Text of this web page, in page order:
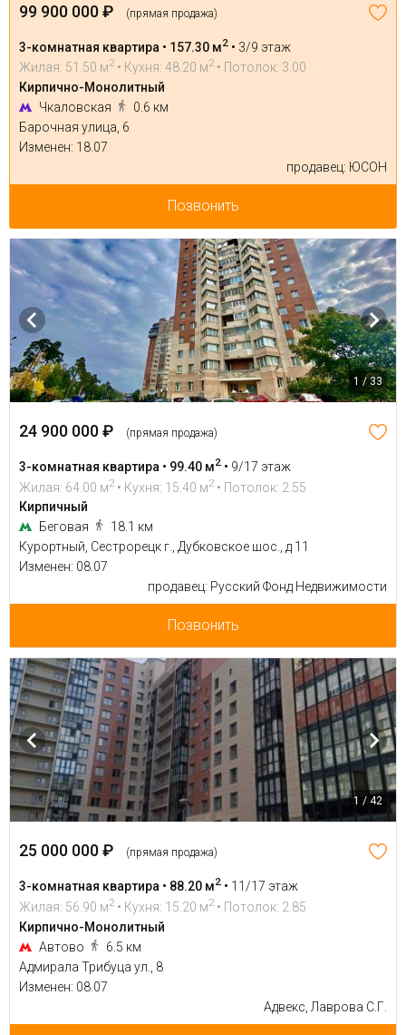
99 900 000 ₽ (прямая продажа)
3-комнатная квартира • 157.30 м2 • 3/9 этаж
Жилая: 51.50 м2 • Кухня: 48.20 м2 • Потолок: 3.00
Кирпично-Монолитный
Чкаловская
0.6 км
Барочная улица, 6
Изменен: 18.07
продавец: ЮСОН
Позвонить
1 / 33
24 900 000 ₽ (прямая продажа)
3-комнатная квартира • 99.40 м2 • 9/17 этаж
Жилая: 64.00 м2 • Кухня: 15.40 м2 • Потолок: 2.55
Кирпичный
Беговая
18.1 км
Курортный, Сестрорецк г., Дубковское шос., д 11
Изменен: 08.07
продавец: Русский Фонд Недвижимости
Позвонить
1 / 42
25 000 000 ₽ (прямая продажа)
3-комнатная квартира • 88.20 м2 • 11/17 этаж
Жилая: 56.90 м2 • Кухня: 15.20 м2 • Потолок: 2.85
Кирпично-Монолитный
Автово
6.5 км
Адмирала Трибуца ул., 8
Изменен: 08.07
Адвекс, Лаврова С.Г.